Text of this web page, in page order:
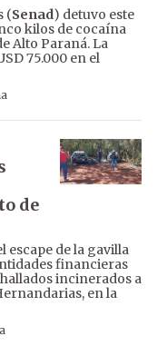
(Senad) detuvo este
kilos de cocaína
Alto Paraná. La
75.000 en el
de
escape de la gavilla
financieras
incinerados a
en la